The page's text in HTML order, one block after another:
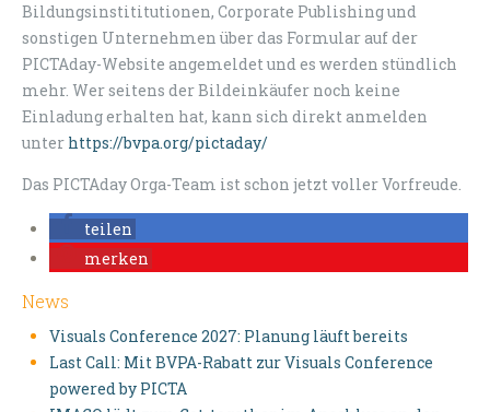
Bildungsinstititutionen, Corporate Publishing und
sonstigen Unternehmen über das Formular auf der
PICTAday-Website angemeldet und es werden stündlich
mehr. Wer seitens der Bildeinkäufer noch keine
Einladung erhalten hat, kann sich direkt anmelden
unter https://bvpa.org/pictaday/
Das PICTAday Orga-Team ist schon jetzt voller Vorfreude.
teilen
merken
News
Visuals Conference 2027: Planung läuft bereits
Last Call: Mit BVPA-Rabatt zur Visuals Conference
powered by PICTA